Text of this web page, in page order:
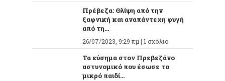
Πρέβεζα: Θλίψη από την
ξαφνική και αναπάντεχη φυγή
από τη...
26/07/2023, 9:29 πμ | 1 σχόλιο
Τα εύσημα στον Πρεβεζάνο
αστυνομικό που έσωσε το
μικρό παιδί...